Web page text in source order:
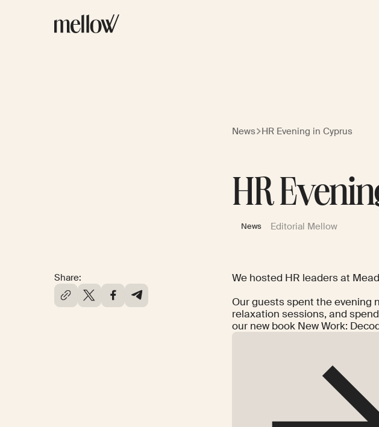
News HR Evening in Cyprus
HR
News Editorial Mellow
Share: We hosted HR leadersat
Our guests spent the evening
relaxation sessions, and
our new book New Work: